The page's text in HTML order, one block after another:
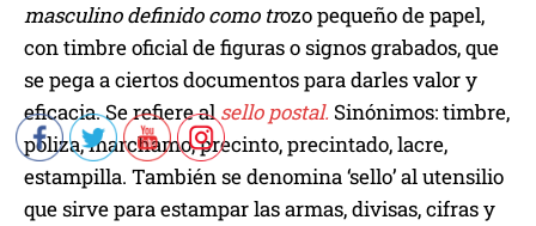
masculino definido como trozo pequeño de papel,
con timbre oficial de figuras o signos grabados, que
se pega a ciertos documentos para darles valor y
eficacia. Se refiere alsello postal. Sinónimos: timbre,
póliza, marchamo, precinto, precintado, lacre,
estampilla. También se denomina ‘sello’ al utensilio
que sirve para estampar las armas, divisas, cifras y